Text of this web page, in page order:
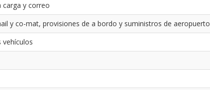
carga y correo
y co-mat, provisiones de a bordo y suministros de aeropuerto
vehículos